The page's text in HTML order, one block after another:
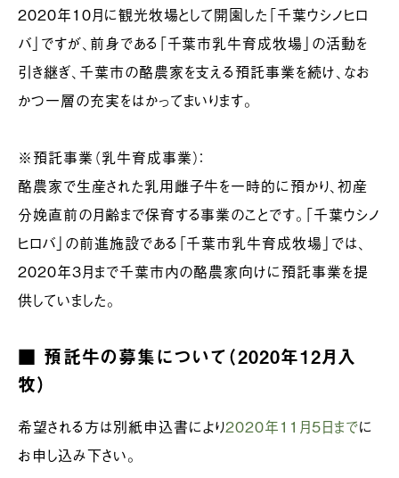
2020年10月に観光牧場として開園した「千葉ウシノヒロ
バ」ですが、前身である「千葉市乳牛育成牧場」の活動を
引き継ぎ、千葉市の酪農家を支える預託事業を続け、なお
かつ一層の充実をはかってまいります。
※預託事業（乳牛育成事業）：
酪農家で生産された乳用雌子牛を一時的に預かり、初産
分娩直前の月齢まで保育する事業のことです。「千葉ウシノ
ヒロバ」の前進施設である「千葉市乳牛育成牧場」では、
2020年3月まで千葉市内の酪農家向けに預託事業を提
供していました。
■ 預託牛の募集について（2020年12月入
牧）
希望される方は別紙申込書により2020年11月5日までに
お申し込み下さい。